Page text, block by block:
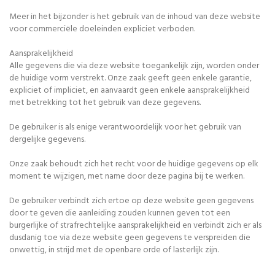
Meer in het bijzonder is het gebruik van de inhoud van deze website
voor commerciële doeleinden expliciet verboden.
Aansprakelijkheid
Alle gegevens die via deze website toegankelijk zijn, worden onder
de huidige vorm verstrekt. Onze zaak geeft geen enkele garantie,
expliciet of impliciet, en aanvaardt geen enkele aansprakelijkheid
met betrekking tot het gebruik van deze gegevens.
De gebruiker is als enige verantwoordelijk voor het gebruik van
dergelijke gegevens.
Onze zaak behoudt zich het recht voor de huidige gegevens op elk
moment te wijzigen, met name door deze pagina bij te werken.
De gebruiker verbindt zich ertoe op deze website geen gegevens
door te geven die aanleiding zouden kunnen geven tot een
burgerlijke of strafrechtelijke aansprakelijkheid en verbindt zich er als
dusdanig toe via deze website geen gegevens te verspreiden die
onwettig, in strijd met de openbare orde of lasterlijk zijn.